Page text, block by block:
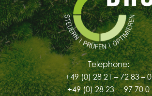
Telephone:
+49 (0) 28 21 – 72 83 – 0
+49 (0) 28 23 – 97 70 0